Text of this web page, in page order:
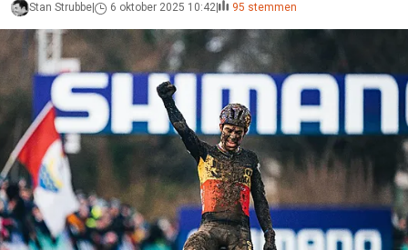
Stan Strubbe 6 oktober 2025 10:42 95 stemmen